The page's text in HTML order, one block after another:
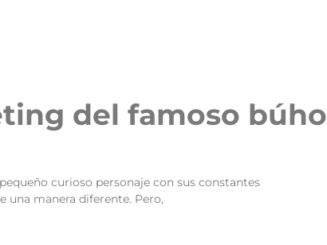
del famoso búho
curioso personaje con sus constantes
una manera diferente. Pero,